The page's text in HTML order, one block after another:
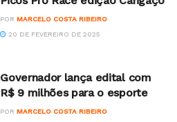
POR MARCELO COSTA RIBEIRO
20 DE FEVEREIRO DE 2025
Governador lança edital com
R$ 9 milhões para o esporte
POR MARCELO COSTA RIBEIRO